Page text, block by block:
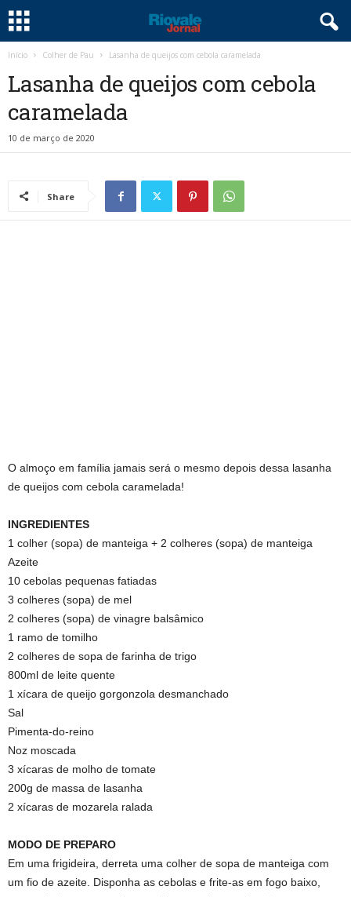
Início Colher de Pau Lasanha de queijos com cebola caramelada
Lasanha de queijos com cebola
caramelada
10 de março de 2020
Share
O almoço em família jamais será o mesmo depois dessa lasanha
de queijos com cebola caramelada!
INGREDIENTES
1 colher (sopa) de manteiga + 2 colheres (sopa) de manteiga
Azeite
10 cebolas pequenas fatiadas
3 colheres (sopa) de mel
2 colheres (sopa) de vinagre balsâmico
1 ramo de tomilho
2 colheres de sopa de farinha de trigo
800ml de leite quente
1 xícara de queijo gorgonzola desmanchado
Sal
Pimenta-do-reino
Noz moscada
3 xícaras de molho de tomate
200g de massa de lasanha
2 xícaras de mozarela ralada
MODO DE PREPARO
Em uma frigideira, derreta uma colher de sopa de manteiga com
um fio de azeite. Disponha as cebolas e frite-as em fogo baixo,